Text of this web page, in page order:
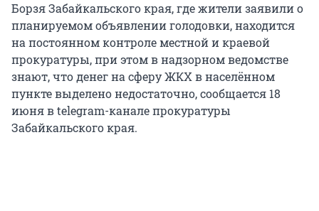
Борзя Забайкальского края, где жители заявили о
планируемом объявлении голодовки, находится
на постоянном контроле местной и краевой
прокуратуры, при этом в надзорном ведомстве
знают, что денег на сферу ЖКХ в населённом
пункте выделено недостаточно, сообщается 18
июня в telegram-канале прокуратуры
Забайкальского края.